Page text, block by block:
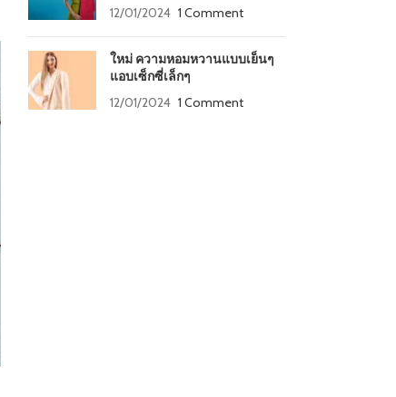
12/01/2024 1 Comment
ใหม่ ความหอมหวานแบบเย็นๆ
แอบเซ็กซี่เล็กๆ
12/01/2024 1 Comment